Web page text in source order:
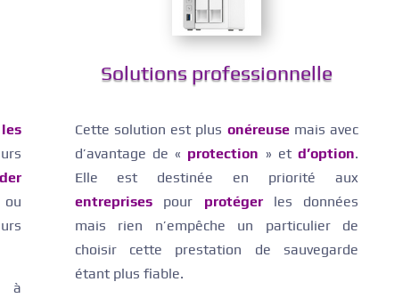
ou
à
Solutions professionnelle
Cette solution est plus onéreuse mais avec
d’avantage de « protection » etd’option.
Elle est destinée en priorité aux
entreprises
pour protéger
les données
mais rien n’empêche un particulier de
choisir cette prestation de sauvegarde
étant plus fiable.